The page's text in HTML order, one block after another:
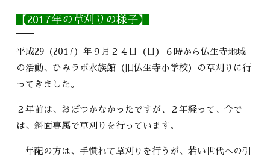
【2017年の草刈りの様子】
平成29（2017）年９月２４日（日）６時から仏生寺地域
の活動、ひみラボ水族館（旧仏生寺小学校）の草刈りに行
ってきました。
２年前は、おぼつかなかったですが、２年経って、今で
は、斜面専属で草刈りを行っています。
年配の方は、手慣れて草刈りを行うが、若い世代への引